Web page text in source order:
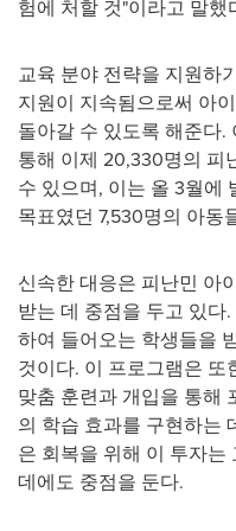
험에 처할 것"이라고 말했
교육 분야 전략을 지원하
지원이 지속됨으로써 아
돌아갈 수 있도록 해준다.
통해 이제 20,330명의 피
수 있으며, 이는 올 3월에
목표였던 7,530명의 아동
신속한 대응은 피난민 아
받는 데 중점을 두고 있다
하여 들어오는 학생들을
것이다. 이 프로그램은
맞춤 훈련과 개입을 통해
의 학습 효과를 구현하는
은 회복을 위해 이 투자
데에도 중점을 둔다.